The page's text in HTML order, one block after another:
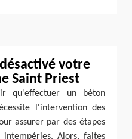
votre
Saint Priest
qu'effectuer un béton
l'intervention des
assurer par des étapes
intempéries. Alors, faites